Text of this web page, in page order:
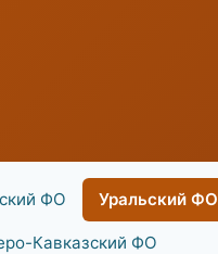
ФО Уральский ФО
Кавказский ФО